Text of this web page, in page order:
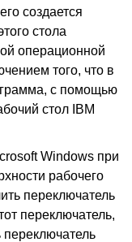
создается
стола
операционной
того, что в
с помощью
стол IBM
Windows при
рабочего
переключатель
переключатель,